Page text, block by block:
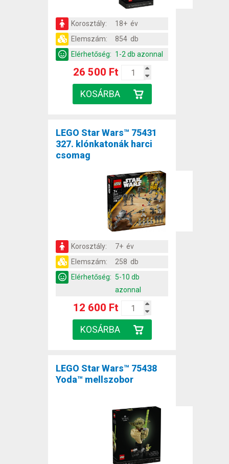
Korosztály:
18+ év
Elemszám:
854 db
Elérhetőség: 1-2 db azonnal
26 500 Ft
LEGO Star Wars™ 75431
327. klónkatonák harci
csomag
Korosztály:
7+ év
Elemszám:
258 db
Elérhetőség: 5-10 db
azonnal
12 600 Ft
LEGO Star Wars™ 75438
Yoda™ mellszobor